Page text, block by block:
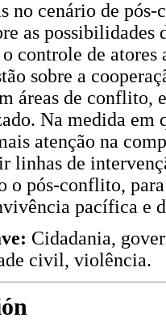
no cenário de
as possibilidades
o controle de
sobre a
áreas de conflito,
Na medida em
atenção na
linhas de
o pós-conflito,
pacífica e
Cidadania,
civil, violência.